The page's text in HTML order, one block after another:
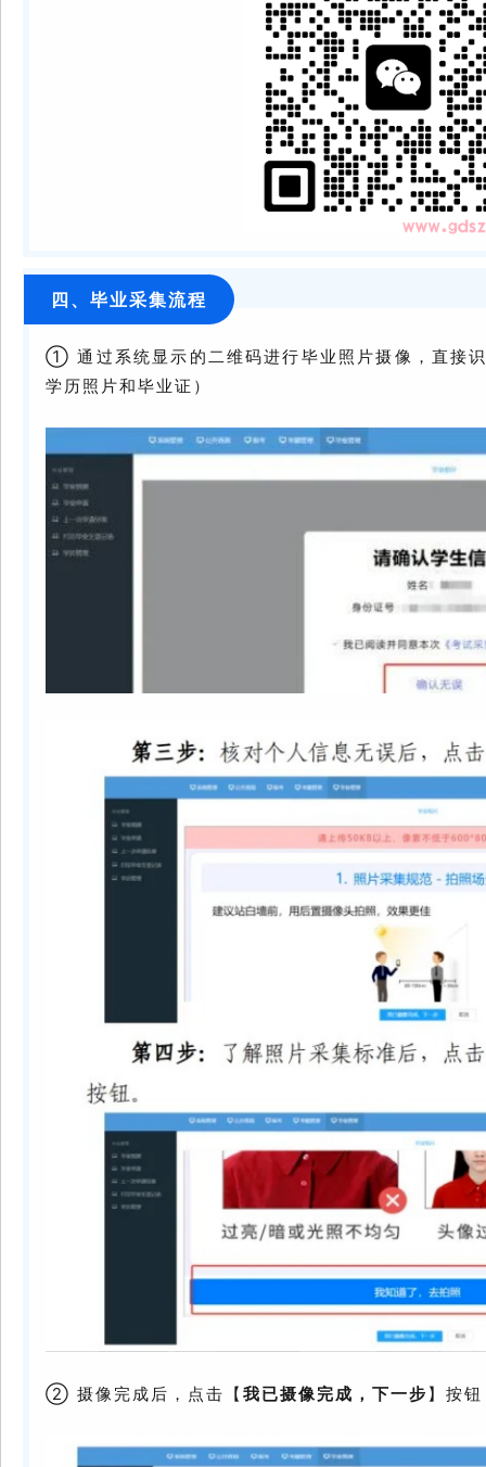
四、毕业采集流程
① 通过系统显示的二维码进行毕业照片摄像，直接
学历照片和毕业证）
② 摄像完成后，点击【 我已摄像完成，下一步 】按